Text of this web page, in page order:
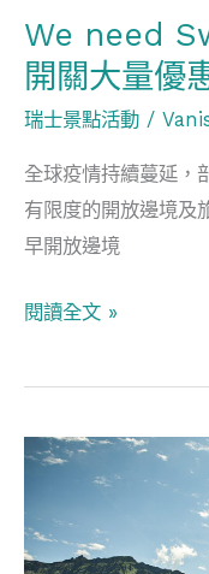
We need
開關大量優
瑞士景點活動 /
全球疫情持續蔓延，
有限度的開放邊境及
早開放邊境
大
量
優
吸
閱讀全文 »
瑞
少
女